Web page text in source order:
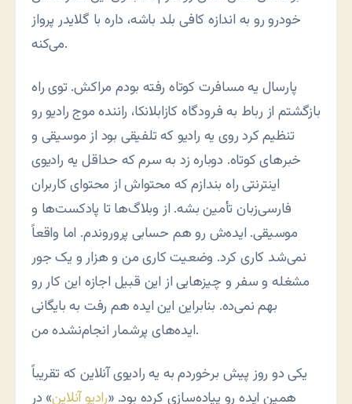
خودرو رو به اندازه کافی بلد باشه، داره با گلایدر پرواز
می‌کنه.
پارسال یه مسافرت کوتاه رفته بودم مراکش. توی راه
بازگشتم از رباط به فرودگاه کازابلانکا، راننده موج رادیو رو
تنظیم کرد روی یه رادیو که تلفیقی بود از موسیقی و
خبرهای کوتاه. دوباره زد به سرم که حداقل یه رادیوی
اینترنتی راه بندازم که محتواش از محتوای کاربران
فارسی‌زبان تأمین بشه. از وبلاگ‌ها تا پادکست‌ها و
موسیقی. ایده‌ش رو هم حسابی پروروندم. اما واقعاً
نمی‌شد کاری کرد. وضعیت کاری من و هزار و یک جور
مشغله و سفر و چیزهایی از این قبیل اجازه این کار رو
بهم نمی‌ده. بنابراین این ایده هم رفت به بایگانی
ایده‌های پرشمار انجام‌نشده من.
یکی دو روز پیش برخوردم به یه رادیوی آنلاین که تقریباً
همین ایده رو پیاده‌سازی کرده بود. «رادیو آنلاین» در